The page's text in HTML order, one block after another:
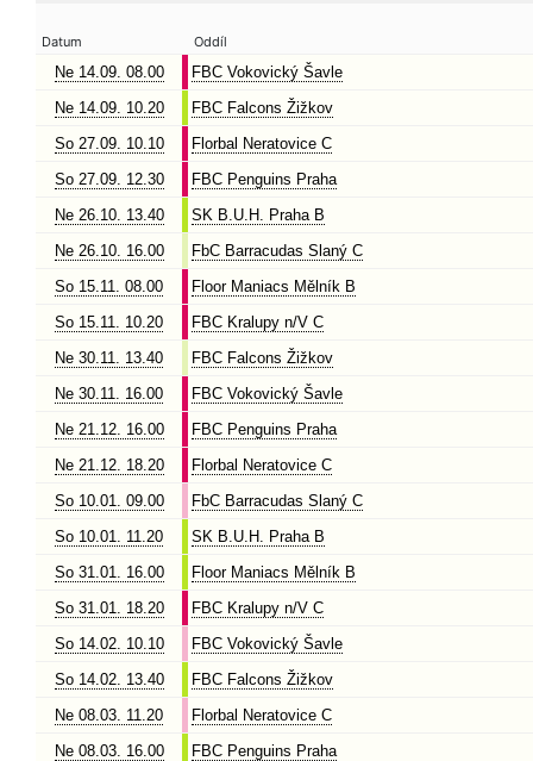
Datum Oddíl
Ne 14.09. 08.00
FBC Vokovický Šavle
Ne 14.09. 10.20
FBC Falcons Žižkov
So 27.09. 10.10
Florbal Neratovice C
So 27.09. 12.30
FBC Penguins Praha
Ne 26.10. 13.40
SK B.U.H. Praha B
Ne 26.10. 16.00
FbC Barracudas Slaný C
So 15.11. 08.00
Floor Maniacs Mělník B
So 15.11. 10.20
FBC Kralupy n/V C
Ne 30.11. 13.40
FBC Falcons Žižkov
Ne 30.11. 16.00
FBC Vokovický Šavle
Ne 21.12. 16.00
FBC Penguins Praha
Ne 21.12. 18.20
Florbal Neratovice C
So 10.01. 09.00
FbC Barracudas Slaný C
So 10.01. 11.20
SK B.U.H. Praha B
So 31.01. 16.00
Floor Maniacs Mělník B
So 31.01. 18.20
FBC Kralupy n/V C
So 14.02. 10.10
FBC Vokovický Šavle
So 14.02. 13.40
FBC Falcons Žižkov
Ne 08.03. 11.20
Florbal Neratovice C
Ne 08.03. 16.00
FBC Penguins Praha